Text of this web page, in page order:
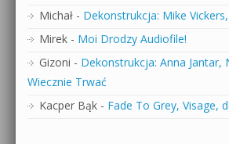
Michał - Dekonstrukcja: Mike
Mirek - Moi Drodzy Audiofile!
Gizoni - Dekonstrukcja: Anna Jantar,
Wiecznie Trwać
Kacper Bąk - Fade To Grey, Visage,